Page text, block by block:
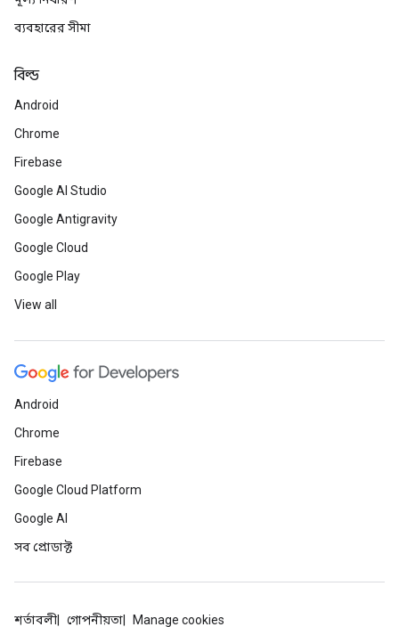
ব্যবহারের সীমা
বিল্ড
Android
Chrome
Firebase
Google AI Studio
Google Antigravity
Google Cloud
Google Play
View all
Android
Chrome
Firebase
Google Cloud Platform
Google AI
সব প্রোডাক্ট
শর্তাবলী গোপনীয়তা Manage cookies